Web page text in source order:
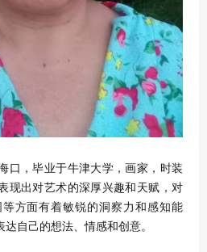
口，毕业于牛津大学，画家，时装
现出对艺术的深厚兴趣和天赋，对
方面有着敏锐的洞察力和感知能
自己的想法、情感和创意。